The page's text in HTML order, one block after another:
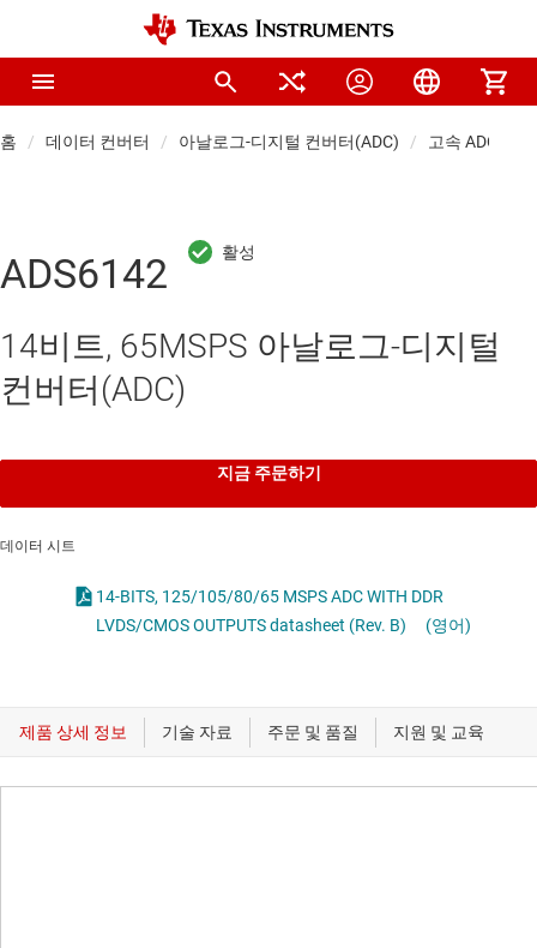
홈 데이터 컨버터 아날로그-디지털 컨버터(ADC) 고속 ADC(≥10
ADS6142
14비트, 65MSPS 아날로그-디지털
컨버터(ADC)
지금 주문하기
데이터 시트
14-BITS, 125/105/80/65 MSPS ADC WITH DDR
LVDS/CMOS OUTPUTS datasheet (Rev. B)
(영어)